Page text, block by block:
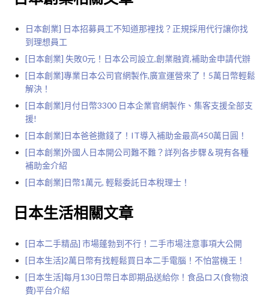
日本創業] 日本招募員工不知道那裡找？正規採用代行讓你找
到理想員工
[日本創業] 失敗0元！日本公司設立,創業融資,補助金申請代辦
[日本創業]專業日本公司官網製作,廣宣運營來了！5萬日幣輕鬆
解決！
[日本創業]月付日幣3300 日本企業官網製作、集客支援全部支
援!
[日本創業]日本爸爸撒錢了！IT導入補助金最高450萬日圓！
[日本創業]外國人日本開公司難不難？詳列各步驟＆現有各種
補助金介紹
[日本創業]日幣1萬元, 輕鬆委託日本稅理士！
日本生活相關文章
[日本二手精品] 市場蓬勃到不行！二手市場注意事項大公開
[日本生活]2萬日幣有找輕鬆買日本二手電腦！不怕當機王！
[日本生活]每月130日幣日本即期品送給你！食品ロス(食物浪
費)平台介紹